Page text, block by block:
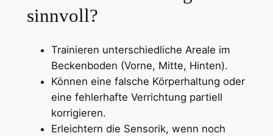
sinnvoll?
Trainieren unterschiedliche Areale im
Beckenboden (Vorne, Mitte, Hinten).
Können eine falsche Körperhaltung oder
eine fehlerhafte Verrichtung partiell
korrigieren.
Erleichtern die Sensorik, wenn noch